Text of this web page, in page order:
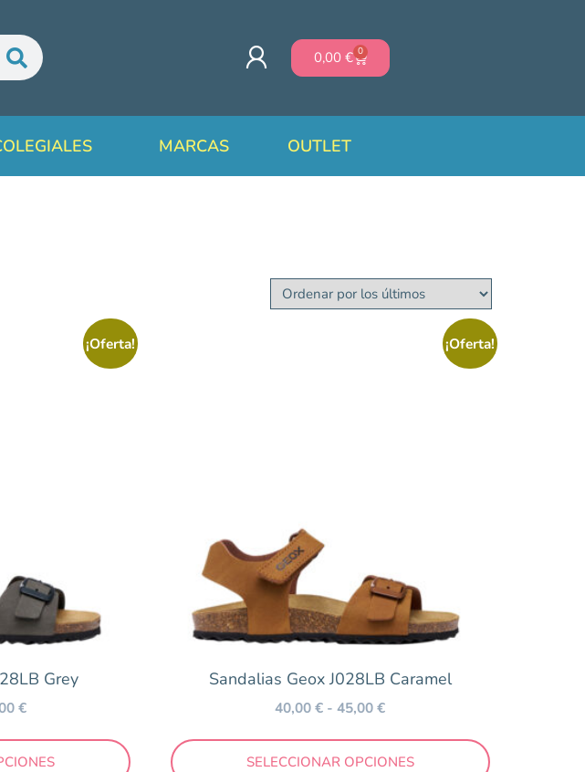
0,00 € 0
MARCAS
OUTLET
¡Oferta!
Grey
€
¡Oferta!
Sandalias Geox J028LB Caramel
40,00€ - 45,00€
SELECCIONAR OPCIONES